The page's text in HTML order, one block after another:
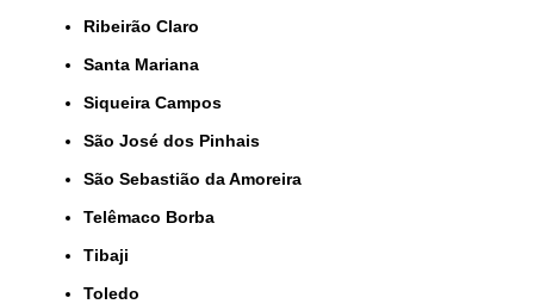
Ribeirão Claro
Santa Mariana
Siqueira Campos
São José dos Pinhais
São Sebastião da Amoreira
Telêmaco Borba
Tibaji
Toledo